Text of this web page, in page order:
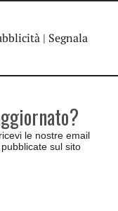
| Segnala
le nostre email
sul sito